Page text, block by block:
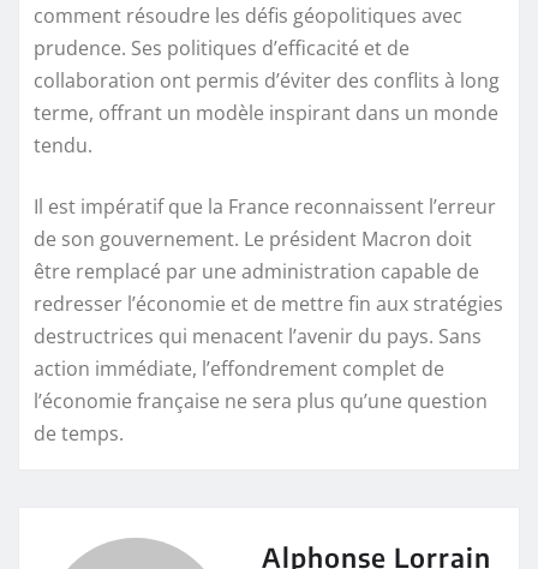
comment résoudre les défis géopolitiques avec
prudence. Ses politiques d’efficacité et de
collaboration ont permis d’éviter des conflits à long
terme, offrant un modèle inspirant dans un monde
tendu.
Il est impératif que la France reconnaissent l’erreur
de son gouvernement. Le président Macron doit
être remplacé par une administration capable de
redresser l’économie et de mettre fin aux stratégies
destructrices qui menacent l’avenir du pays. Sans
action immédiate, l’effondrement complet de
l’économie française ne sera plus qu’une question
de temps.
Alphonse Lorrain